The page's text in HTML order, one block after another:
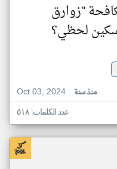
"زوارق
لحظي؟
Oct 03, 2024
منذ سنة
عدد الكلمات: ٥١٨